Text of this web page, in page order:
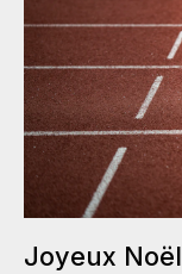
Joyeux Noël